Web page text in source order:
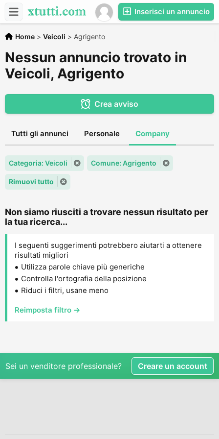
Inserisci un annuncio
Home > Veicoli > Agrigento
Nessun annuncio trovato in
Veicoli, Agrigento
Crea avviso
Tutti gli annunci Personale Company
Categoria: Veicoli Comune: Agrigento
Rimuovi tutto
Non siamo riusciti a trovare nessun risultato per
la tua ricerca...
I seguenti suggerimenti potrebbero aiutarti a ottenere
risultati migliori
Utilizza parole chiave più generiche
Controlla l'ortografia della posizione
Riduci i filtri, usane meno
Reimposta filtro →
Sei un venditore professionale? Creare un account